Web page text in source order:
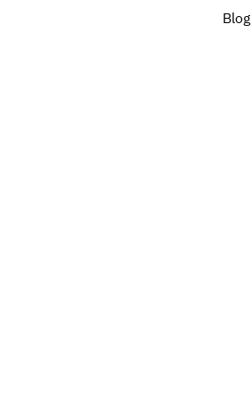
Blog